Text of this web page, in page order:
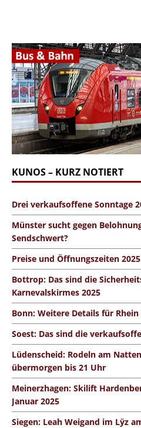
KUNOS – KURZ NOTIERT
Drei verkaufsoffene Sonntage
Münster sucht gegen
Sendschwert?
Preise und Öffnungszeiten
Bottrop: Das sind die
Karnevalskirmes 2025
Bonn: Weitere Details für
Soest: Das sind die
Lüdenscheid: Rodeln am
übermorgen bis 21 Uhr
Meinerzhagen: Skilift
Januar 2025
Siegen: Leah Weigand im Lÿz